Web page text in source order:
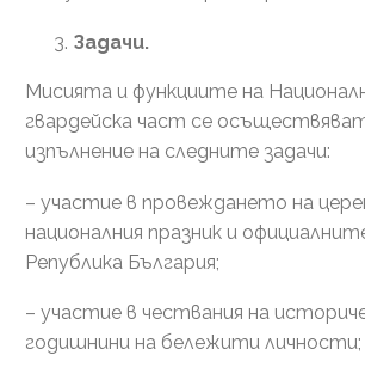
Задачи.
Мисията и функциите на
гвардейска част се
изпълнение на следните задачи:
– участие в провеждането на
националния празник и
Република България;
– участие в чествания на
годишнини на бележити личности;